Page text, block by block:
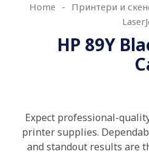
Home - Принтери и
HP 89Y
Expect professional-
printer supplies.
and standout results are